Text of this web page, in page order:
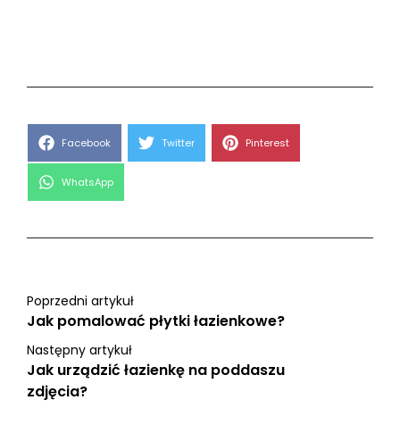
Share
Facebook Share
Twitter Share
Pinterest
Share
WhatsApp
Poprzedni artykuł
Jak pomalować płytki łazienkowe?
Następny artykuł
Jak urządzić łazienkę na poddaszu
zdjęcia?